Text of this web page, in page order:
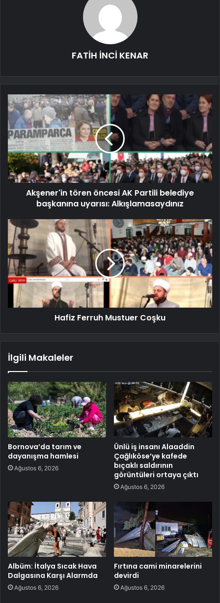
FATİH İNCİ KENAR
Akşener'in tören öncesi AK Partili belediye
başkanına uyarısı: Alkışlamasaydınız
Hafiz Ferruh Mustuer Coşku
İlgili Makaleler
Bornova’da tarım ve
dayanışma hamlesi
Ağustos 6, 2026
Ünlü iş insanı Alaaddin
Çağlıköse’ye kafede
bıçaklı saldırının
görüntüleri ortaya çıktı
Ağustos 6, 2026
Albüm: İtalya Sıcak Hava
Dalgasına Karşı Alarmda
Ağustos 6, 2026
Fırtına cami minarelerini
devirdi
Ağustos 6, 2026